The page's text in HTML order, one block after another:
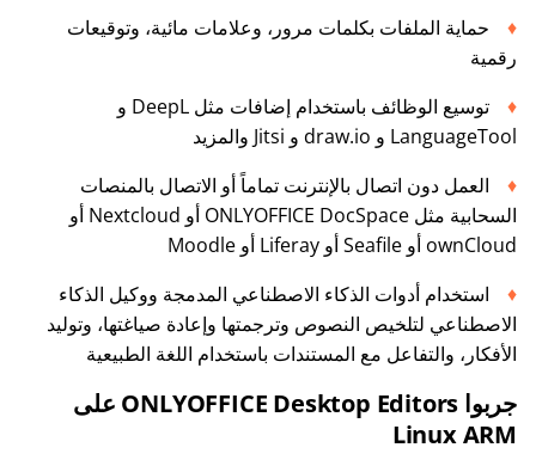
حماية الملفات بكلمات مرور، وعلامات مائية، وتوقيعات
رقمية
توسيع الوظائف باستخدام إضافات مثل DeepL و
LanguageTool و draw.io و Jitsi والمزيد
العمل دون اتصال بالإنترنت تماماً أو الاتصال بالمنصات
السحابية مثل ONLYOFFICE DocSpace أو Nextcloud أو
ownCloud أو Seafile أو Liferay أو Moodle
استخدام أدوات الذكاء الاصطناعي المدمجة ووكيل الذكاء
الاصطناعي لتلخيص النصوص وترجمتها وإعادة صياغتها، وتوليد
الأفكار، والتفاعل مع المستندات باستخدام اللغة الطبيعية
جربوا ONLYOFFICE Desktop Editors على
Linux ARM